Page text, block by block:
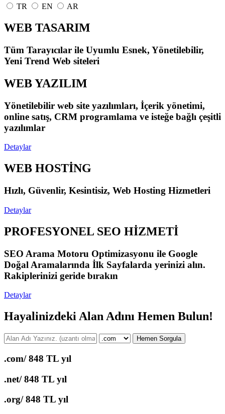
TR EN AR
WEB TASARIM
Tüm Tarayıcılar ile Uyumlu Esnek, Yönetilebilir,
Yeni Trend Web siteleri
WEB YAZILIM
Yönetilebilir web site yazılımları, İçerik yönetimi,
online satış, CRM programlama ve isteğe bağlı çeşitli
yazılımlar
Detaylar
WEB HOSTİNG
Hızlı, Güvenlir, Kesintisiz, Web Hosting Hizmetleri
Detaylar
PROFESYONEL SEO HİZMETİ
SEO Arama Motoru Optimizasyonu ile Google
Doğal Aramalarında İlk Sayfalarda yerinizi alın.
Rakiplerinizi geride bırakın
Detaylar
Hayalinizdeki Alan Adını Hemen Bulun!
Hemen Sorgula
.com/848 TL yıl
.net/848 TL yıl
.org/848 TL yıl